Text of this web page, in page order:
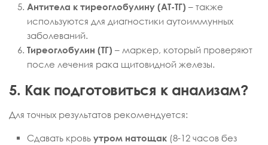
Антитела к тиреоглобулину (АТ-ТГ) – также
используются для диагностики аутоиммунных
заболеваний.
Тиреоглобулин (ТГ) – маркер, который проверяют
после лечения рака щитовидной железы.
5. Как подготовиться к анализам?
Для точных результатов рекомендуется:
Сдавать кровь утром натощак (8-12 часов без